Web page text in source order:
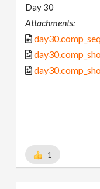
Day 30
Attachments:
1